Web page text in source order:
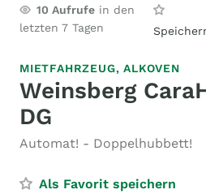
10 Aufrufe in den
letzten 7 Tagen
MIETFAHRZEUG,ALKOVEN
Weinsberg
DG
Automat! - Doppelhubbett!
Als Favorit speichern